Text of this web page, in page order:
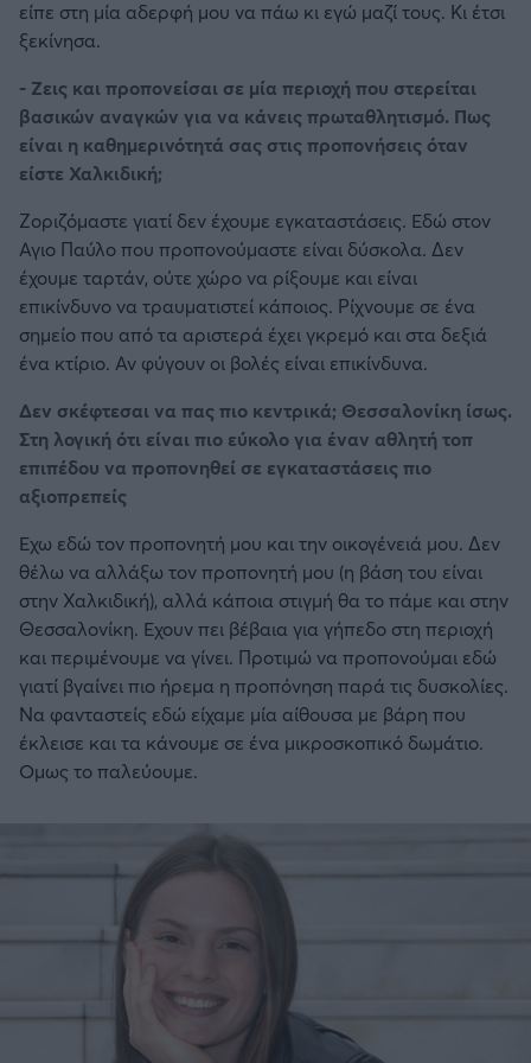
είπε στη μία αδερφή μου να πάω κι εγώ μαζί τους. Κι έτσι
ξεκίνησα.
- Ζεις και προπονείσαι σε μία περιοχή που στερείται
βασικών αναγκών για να κάνεις πρωταθλητισμό. Πως
είναι η καθημερινότητά σας στις προπονήσεις όταν
είστε Χαλκιδική;
Ζοριζόμαστε γιατί δεν έχουμε εγκαταστάσεις. Εδώ στον
Αγιο Παύλο που προπονούμαστε είναι δύσκολα. Δεν
έχουμε ταρτάν, ούτε χώρο να ρίξουμε και είναι
επικίνδυνο να τραυματιστεί κάποιος. Ρίχνουμε σε ένα
σημείο που από τα αριστερά έχει γκρεμό και στα δεξιά
ένα κτίριο. Αν φύγουν οι βολές είναι επικίνδυνα.
Δεν σκέφτεσαι να πας πιο κεντρικά; Θεσσαλονίκη ίσως.
Στη λογική ότι είναι πιο εύκολο για έναν αθλητή τοπ
επιπέδου να προπονηθεί σε εγκαταστάσεις πιο
αξιοπρεπείς
Εχω εδώ τον προπονητή μου και την οικογένειά μου. Δεν
θέλω να αλλάξω τον προπονητή μου (η βάση του είναι
στην Χαλκιδική), αλλά κάποια στιγμή θα το πάμε και στην
Θεσσαλονίκη. Εχουν πει βέβαια για γήπεδο στη περιοχή
και περιμένουμε να γίνει. Προτιμώ να προπονούμαι εδώ
γιατί βγαίνει πιο ήρεμα η προπόνηση παρά τις δυσκολίες.
Να φανταστείς εδώ είχαμε μία αίθουσα με βάρη που
έκλεισε και τα κάνουμε σε ένα μικροσκοπικό δωμάτιο.
Ομως το παλεύουμε.